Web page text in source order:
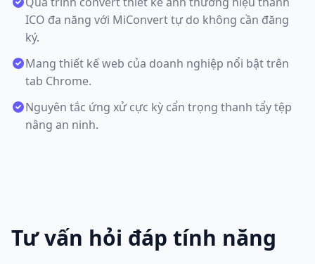
ICO đa năng với MiConvert tự do không cần đăng
ký.
Mang thiết kế web của doanh nghiệp nổi bật trên
tab Chrome.
Nguyên tắc ứng xử cực kỳ cẩn trọng thanh tẩy tệp
nâng an ninh.
Tư vấn hỏi đáp tính năng